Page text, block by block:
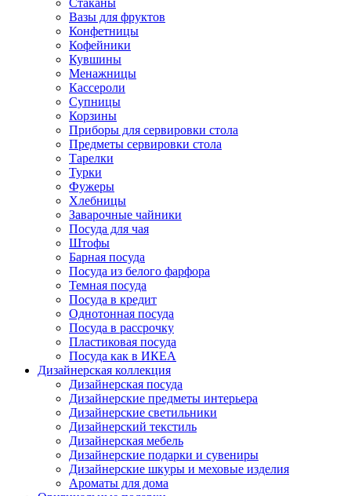
Стаканы
Вазы для фруктов
Конфетницы
Кофейники
Кувшины
Менажницы
Кассероли
Супницы
Корзины
Приборы для сервировки стола
Предметы сервировки стола
Тарелки
Турки
Фужеры
Хлебницы
Заварочные чайники
Посуда для чая
Штофы
Барная посуда
Посуда из белого фарфора
Темная посуда
Посуда в кредит
Однотонная посуда
Посуда в рассрочку
Пластиковая посуда
Посуда как в ИКЕА
Дизайнерская коллекция
Дизайнерская посуда
Дизайнерские предметы интерьера
Дизайнерские светильники
Дизайнерский текстиль
Дизайнерская мебель
Дизайнерские подарки и сувениры
Дизайнерские шкуры и меховые изделия
Ароматы для дома